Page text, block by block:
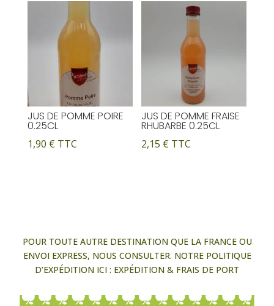
JUS DE POMME POIRE
0.25CL
1,90 € TTC
JUS DE POMME FRAISE
RHUBARBE 0.25CL
2,15 € TTC
POUR TOUTE AUTRE DESTINATION QUE LA FRANCE OU
ENVOI EXPRESS, NOUS CONSULTER. NOTRE POLITIQUE
D’EXPÉDITION ICI : EXPÉDITION & FRAIS DE PORT